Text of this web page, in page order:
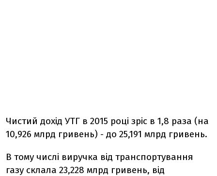
Чистий дохід УТГ в 2015 році зріс в 1,8 раза (на
10,926 млрд гривень) - до 25,191 млрд гривень.
В тому числі виручка від транспортування
газу склала 23,228 млрд гривень, від